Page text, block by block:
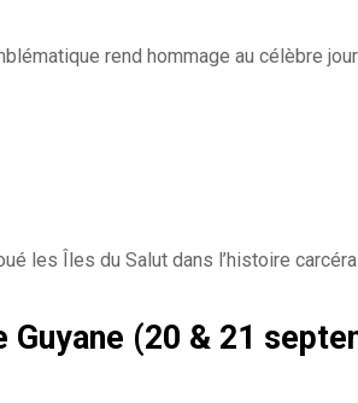
rend hommage au célèbre
les Îles du Salut dans l’histoire
(20 & 21